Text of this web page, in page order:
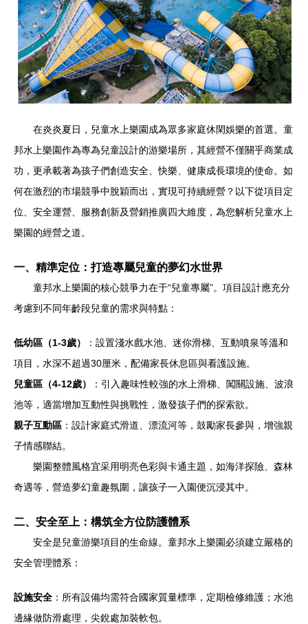
在炎炎夏日，兒童水上樂園成為眾多家庭休閑娛樂的首選。童
邦水上樂園作為專為兒童設計的游樂場所，其經營不僅關乎商業成
功，更承載著為孩子們創造安全、快樂、健康成長環境的使命。如
何在激烈的市場競爭中脫穎而出，實現可持續經營？以下從項目定
位、安全運營、服務創新及營銷推廣四大維度，為您解析兒童水上
樂園的經營之道。
一、精準定位：打造專屬兒童的夢幻水世界
童邦水上樂園的核心競爭力在于“兒童專屬”。項目設計應充分
考慮到不同年齡段兒童的需求與特點：
低幼區（1-3歲）
：設置淺水戲水池、迷你滑梯、互動噴泉等溫和
項目，水深不超過30厘米，配備家長休息區與看護設施。
兒童區（4-12歲）
：引入趣味性較強的水上滑梯、闖關設施、波浪
池等，適當增加互動性與挑戰性，激發孩子們的探索欲。
親子互動區 ：設計家庭式滑道、漂流河等，鼓勵家長參與，增強親
子情感聯結。
樂園整體風格宜采用明亮色彩與卡通主題，如海洋探險、森林
奇遇等，營造夢幻童趣氛圍，讓孩子一入園便沉浸其中。
二、安全至上：構筑全方位防護體系
安全是兒童游樂項目的生命線。童邦水上樂園必須建立嚴格的
安全管理體系：
設施安全 ：所有設備均需符合國家質量標準，定期檢修維護；水池
邊緣做防滑處理，尖銳處加裝軟包。